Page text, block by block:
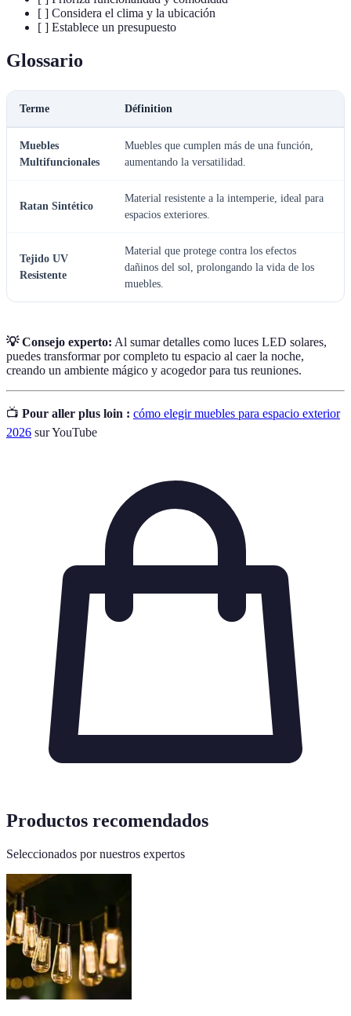
[ ] Considera el clima y la ubicación
[ ] Establece un presupuesto
Glossario
Terme Définition
Muebles
Multifuncionales
Muebles que cumplen más de una función,
aumentando la versatilidad.
Ratan Sintético
Material resistente a la intemperie, ideal para
espacios exteriores.
Tejido UV
Resistente
Material que protege contra los efectos
dañinos del sol, prolongando la vida de los
muebles.
💡 Consejo experto: Al sumar detalles como luces LED solares,
puedes transformar por completo tu espacio al caer la noche,
creando un ambiente mágico y acogedor para tus reuniones.
📺 Pour aller plus loin : cómo elegir muebles para espacio exterior
2026 sur YouTube
Productos recomendados
Seleccionados por nuestros expertos